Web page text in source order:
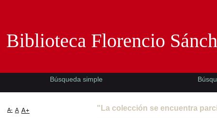
"La colección se encuentra
Biblioteca Florencio
Búsqueda simple
A- A A+